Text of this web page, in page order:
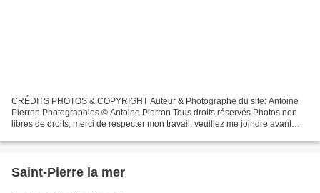
CRÉDITS PHOTOS & COPYRIGHT Auteur & Photographe du site: Antoine
Pierron Photographies © Antoine Pierron Tous droits réservés Photos non
libres de droits, merci de respecter mon travail, veuillez me joindre avant
Saint-Pierre la mer